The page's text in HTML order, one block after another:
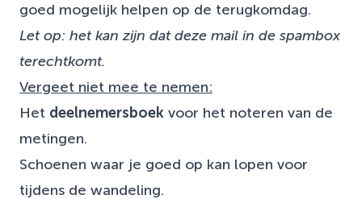
goed mogelijk helpen op de terugkomdag.
Let op: het kan zijn dat deze mail in de spambox
terechtkomt.
Vergeet niet mee te nemen:
Het deelnemersboek voor het noteren van de
metingen.
Schoenen waar je goed op kan lopen voor
tijdens de wandeling.